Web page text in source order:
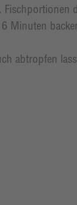
Fischportionen
Minuten
abtropfen